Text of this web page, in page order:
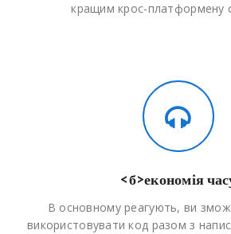
кращим крос-платформену
<б>економія
В основному реагують, ви
використовувати код разом з